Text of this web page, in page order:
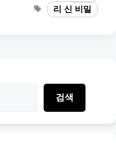
Tags리 신 비밀
검색